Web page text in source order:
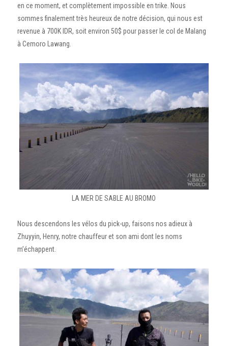
en ce moment, et complètement impossible en trike. Nous
sommes finalement très heureux de notre décision, qui nous est
revenue à 700K IDR, soit environ 50$ pour passer le col de Malang
à Cemoro Lawang.
LA MER DE SABLE AU BROMO
Nous descendons les vélos du pick-up, faisons nos adieux à
Zhuyyin, Henry, notre chauffeur et son ami dont les noms
m’échappent.